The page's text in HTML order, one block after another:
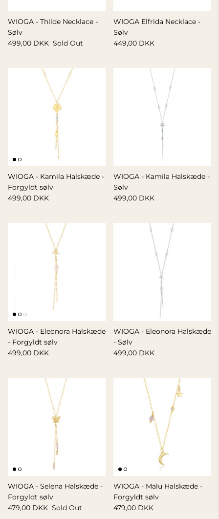
WIOGA - Thilde Necklace -
Sølv
499,00 DKK Sold Out
WIOGA Elfrida Necklace -
Sølv
449,00 DKK
WIOGA - Kamila Halskæde -
Forgyldt sølv
499,00 DKK
WIOGA - Kamila Halskæde -
Sølv
499,00 DKK
WIOGA - Eleonora Halskæde
- Forgyldt sølv
499,00 DKK
WIOGA - Eleonora Halskæde
- Sølv
499,00 DKK
WIOGA - Selena Halskæde -
Forgyldt sølv
479,00 DKK Sold Out
WIOGA - Malu Halskæde -
Forgyldt sølv
479,00 DKK